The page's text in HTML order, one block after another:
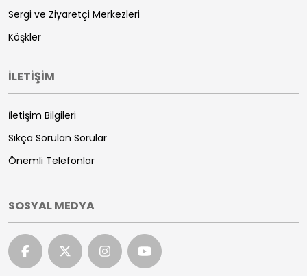
Sergi ve Ziyaretçi Merkezleri
Köşkler
İLETİŞİM
İletişim Bilgileri
Sıkça Sorulan Sorular
Önemli Telefonlar
SOSYAL MEDYA